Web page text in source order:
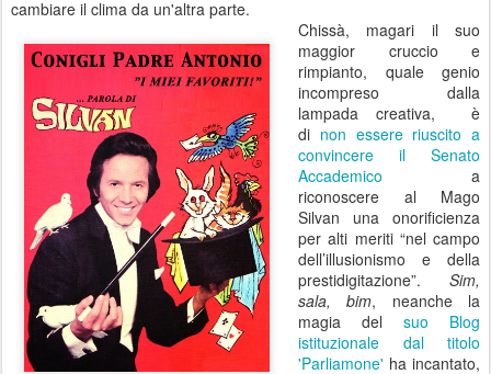
cambiare il clima da un'altra parte.
Chissà, magari il suo
maggior cruccio e
rimpianto, quale genio
incompreso dalla
lampada creativa, è
di non essere riuscito a
convincere il Senato
Accademico a
riconoscere al Mago
Silvan una onorificienza
per alti meriti “nel campo
dell’illusionismo e della
prestidigitazione”. Sim,
sala, bim, neanche la
magia del suo Blog
istituzionale dal titolo
'Parliamone' ha incantato,